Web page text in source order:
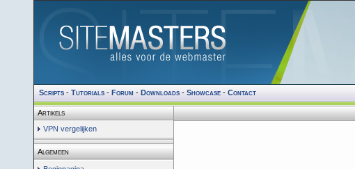
Scripts- Tutorials- Forum- Downloads- Showcase- Contact
Artikels
VPN vergelijken
Algemeen